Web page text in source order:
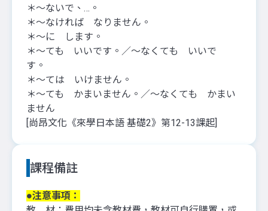
＊〜ないで、…。
＊〜なければ なりません。
＊〜に します。
＊〜ても いいです。／〜なくても いいで
す。
＊〜ては いけません。
＊〜ても かまいません。／〜なくても かまい
ません
[尚昂文化《來學日本語 基礎2》第12-13課起]
課程備註
●注意事項：